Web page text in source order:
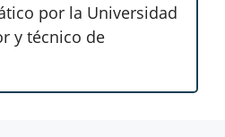
por la Universidad
y técnico de